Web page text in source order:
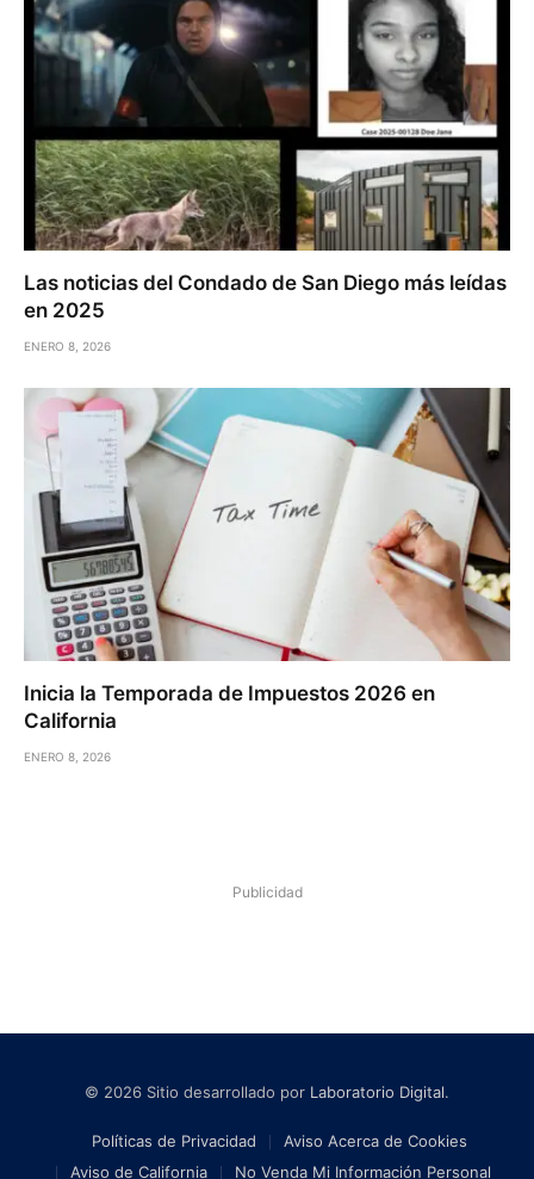
Las noticias del Condado de San Diego más leídas
en 2025
ENERO 8, 2026
Inicia la Temporada de Impuestos 2026 en
California
ENERO 8, 2026
Publicidad
© 2026 Sitio desarrollado por Laboratorio Digital.
Políticas de Privacidad
Aviso Acerca de Cookies
Aviso de California
No Venda Mi Información Personal